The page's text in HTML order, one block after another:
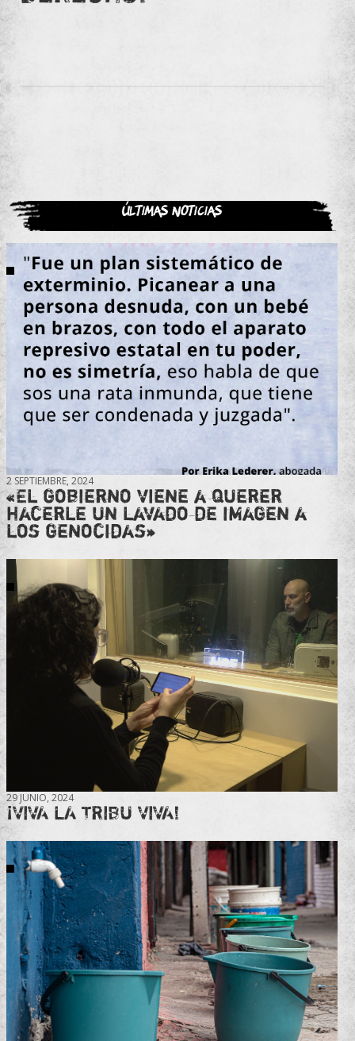
Últimas noticias
2 SEPTIEMBRE, 2024
«El gobierno viene a querer
hacerle un lavado de imagen a
los genocidas»
29 JUNIO, 2024
¡VIVA LA TRIBU VIVA!